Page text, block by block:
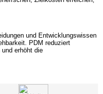
und Entwicklungswissen
PDM reduziert
erhöht die